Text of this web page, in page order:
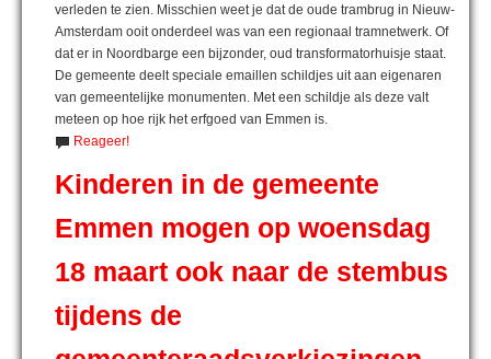
verleden te zien. Misschien weet je dat de oude trambrug in Nieuw-
Amsterdam ooit onderdeel was van een regionaal tramnetwerk. Of
dat er in Noordbarge een bijzonder, oud transformatorhuisje staat.
De gemeente deelt speciale emaillen schildjes uit aan eigenaren
van gemeentelijke monumenten. Met een schildje als deze valt
meteen op hoe rijk het erfgoed van Emmen is.
Reageer!
Kinderen in de gemeente
Emmen mogen op woensdag
18 maart ook naar de stembus
tijdens de